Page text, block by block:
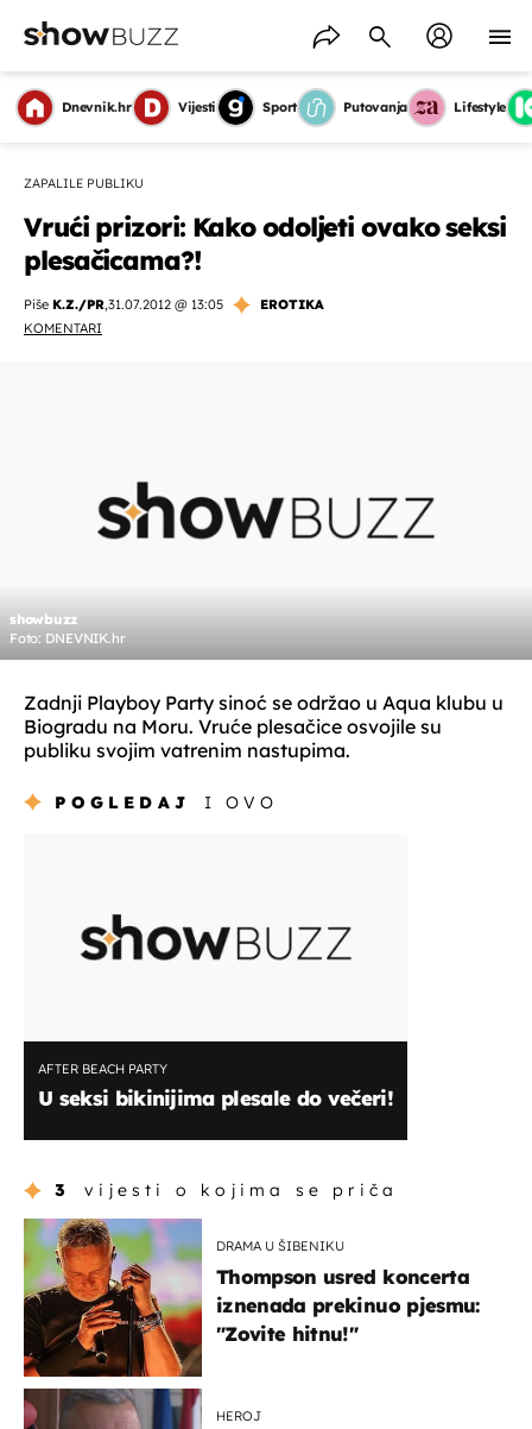
Dnevnik.hr Vijesti Sport Putovanja Lifestyle
ZAPALILE PUBLIKU
Vrući prizori: Kako odoljeti ovako seksi
plesačicama?!
Piše K.Z./PR,31.07.2012 @ 13:05
EROTIKA
KOMENTARI
showbuzz
Foto: DNEVNIK.hr
Zadnji Playboy Party sinoć se održao u Aqua klubu u
Biogradu na Moru. Vruće plesačice osvojile su
publiku svojim vatrenim nastupima.
POGLEDAJ I OVO
AFTER BEACH PARTY
U seksi bikinijima plesale do večeri!
3 vijesti o kojima se priča
DRAMA U ŠIBENIKU
Thompson usred koncerta
iznenada prekinuo pjesmu:
"Zovite hitnu!"
HEROJ